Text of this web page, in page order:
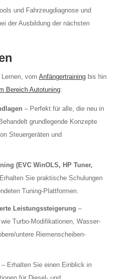
und Fahrzeugdiagnose und
der Ausbildung der nächsten
vom Anfängertraining bis hin
Bereich Autotuning:
– Perfekt für alle, die neu in
grundlegende Konzepte
Steuergeräten und
(EVC WinOLS, HP Tuner,
Sie praktische Schulungen
Tuning-Plattformen.
Leistungssteigerung –
Turbo-Modifikationen, Wasser-
untere Riemenscheiben-
– Erhalten Sie einen Einblick in
für Diesel- und